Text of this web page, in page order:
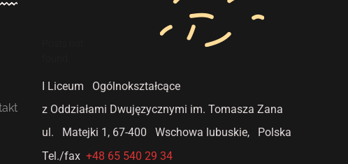
I Liceum Ogólnokształcące
z Oddziałami Dwujęzycznymi im. Tomasza Zana
ul. Matejki 1, 67-400 Wschowa lubuskie, Polska
Tel./fax+48 65 540 29 34